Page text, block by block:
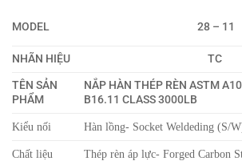
MODEL 28 – 11
NHÃN HIỆU
TC
TÊN SẢN
PHẨM
NẮP HÀN THÉP RÈN ASTM
B16.11 CLASS 3000LB
Kiểu nối Hàn lồng- Socket Weldeding (S/
Chất liệu Thép rèn áp lực- Forged Carbon